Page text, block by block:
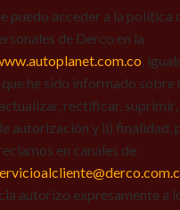
para que efectúen el
lo expuesto.
puedo acceder a la política
de Derco en la
,
he sido informado sobre
rectificar,
autorización y ii) finalidad,
en canales de
autorizo expresamente a